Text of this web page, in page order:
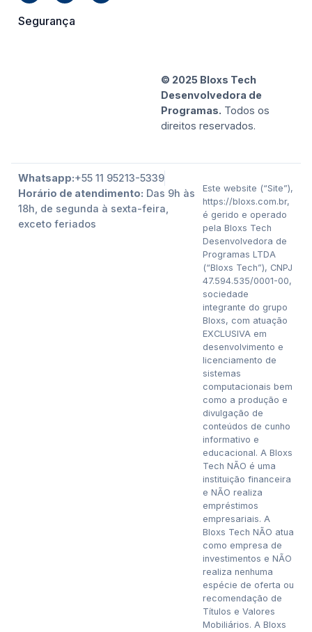
Segurança
© 2025 Bloxs Tech
Desenvolvedora de
Programas. Todos os
direitos reservados.
Whatsapp:+55 11 95213-5339
Horário de atendimento: Das 9h às
18h, de segunda à sexta-feira,
exceto feriados
Este website (“Site”),
https://bloxs.com.br,
é gerido e operado
pela Bloxs Tech
Desenvolvedora de
Programas LTDA
(“Bloxs Tech”), CNPJ
47.594.535/0001-00,
sociedade
integrante do grupo
Bloxs, com atuação
EXCLUSIVA em
desenvolvimento e
licenciamento de
sistemas
computacionais bem
como a produção e
divulgação de
conteúdos de cunho
informativo e
educacional. A Bloxs
Tech NÃO é uma
instituição financeira
e NÃO realiza
empréstimos
empresariais. A
Bloxs Tech NÃO atua
como empresa de
investimentos e NÃO
realiza nenhuma
espécie de oferta ou
recomendação de
Títulos e Valores
Mobiliários. A Bloxs